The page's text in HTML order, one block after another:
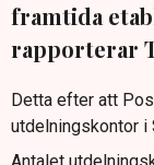
framtida
rapporterar
Detta efter att
utdelningskontor i